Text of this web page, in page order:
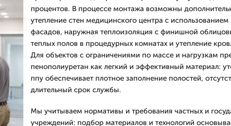
процентов. В процессе монтажа возможны
утепление стен медицинского центра с
фасадов, наружная теплоизоляция с финишной
теплых полов в процедурных комнатах и утепление
Для объектов с ограничениями по массе и нагрузкам
пенополиуретан как легкий и эффективный материал:
ппу обеспечивает плотное заполнение полостей,
длительный срок службы.
Мы учитываем нормативы и требования частных и
учреждений: подбор материалов и технологий